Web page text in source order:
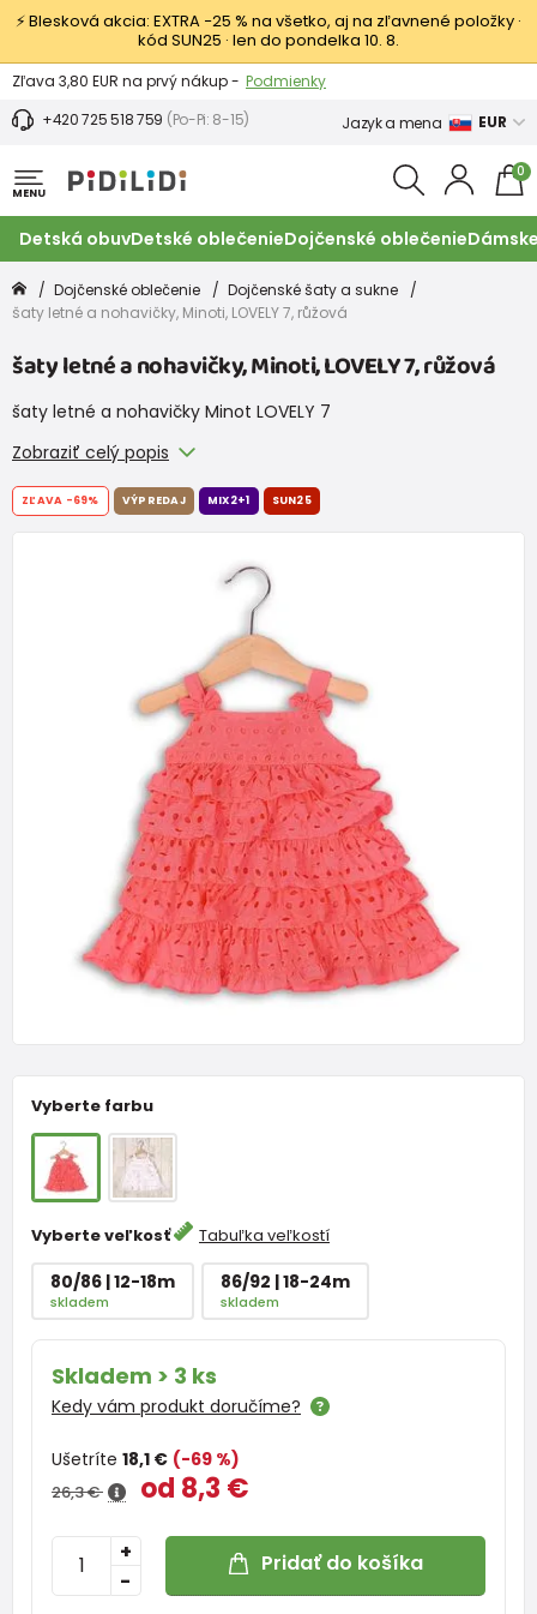
⚡ Blesková akcia: EXTRA −25 % na všetko, aj na zľavnené položky ·
kód SUN25 · len do pondelka 10. 8.
Výmena a vrátenie tovaru - Zobraziť
Zľava 3,80 EUR na prvý nákup - Podmienky
+420 725 518 759 (Po-Pi: 8-15) Jazyk a mena EUR
MENU
0
Detská obuvDetské oblečenieDojčenské oblečenie
Dojčenské oblečenie
Dojčenské šaty a sukne
šaty letné a nohavičky, Minoti, LOVELY 7, růžová
šaty letné a nohavičky, Minoti, LOVELY 7, růžová
šaty letné a nohavičky Minot LOVELY 7
Zobraziť celý popis
Vyberte farbu
Vyberte veľkosť Tabuľka veľkostí
80/86 | 12-18m
skladem
86/92 | 18-24m
skladem
Skladem > 3 ks
Kedy vám produkt doručíme?
Ušetríte 18,1 € (-69 %)
26,3 € od 8,3 €
-
+ Pridať do košíka
ZĽAVA -69% VÝPREDAJ MIX2+1 SUN25